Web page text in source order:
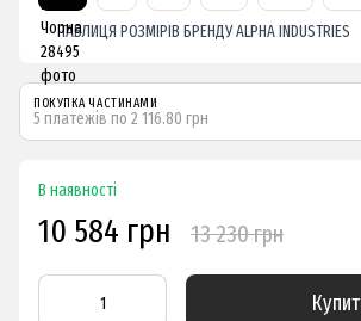
ТАБЛИЦЯ РОЗМІРІВ БРЕНДУ ALPHA INDUSTRIES
ПОКУПКА ЧАСТИНАМИ
5 платежів по 2 116.80 грн
В наявності
10 584 грн 13 230 грн